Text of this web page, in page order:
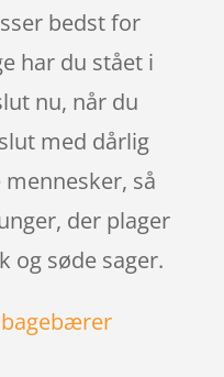
bedst for
har du stået i
nu, når du
med dårlig
så
der plager
og søde sager.